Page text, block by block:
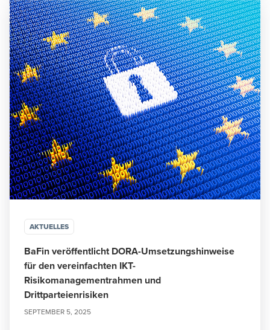
AKTUELLES
BaFin veröffentlicht DORA-Umsetzungshinweise
für den vereinfachten IKT-
Risikomanagementrahmen und
Drittparteienrisiken
SEPTEMBER 5, 2025